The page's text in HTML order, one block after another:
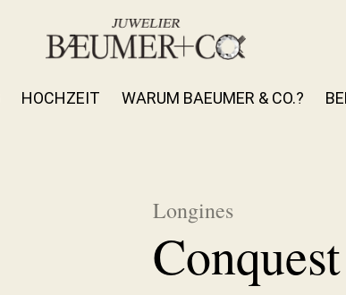
HOCHZEIT WARUM BAEUMER & CO.?
Longines
Conquest